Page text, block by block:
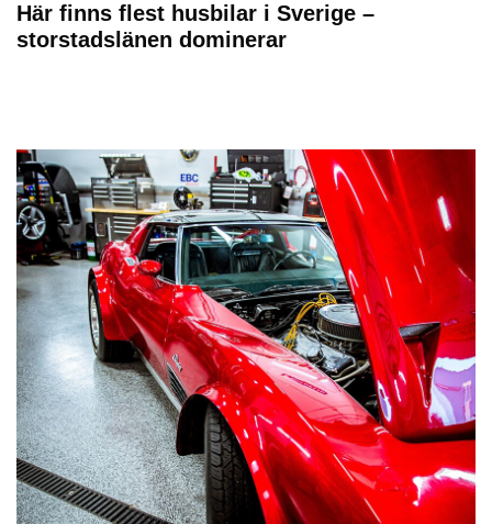
Här finns flest husbilar i Sverige –
storstadslänen dominerar